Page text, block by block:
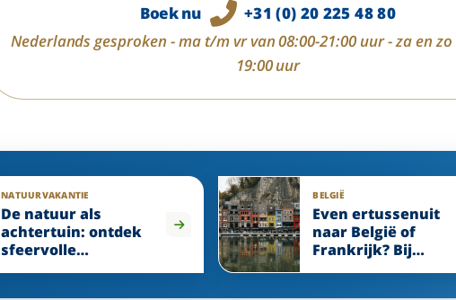
Boek nu
+31 (0) 20 225 48 80
Nederlands gesproken - ma t/m vr van 08:00-21:00 uur - za en zo
19:00 uur
NATUURVAKANTIE
De natuur als
achtertuin: ontdek
sfeervolle
BELGIË
Even ertussenuit
naar België of
Frankrijk? Bij